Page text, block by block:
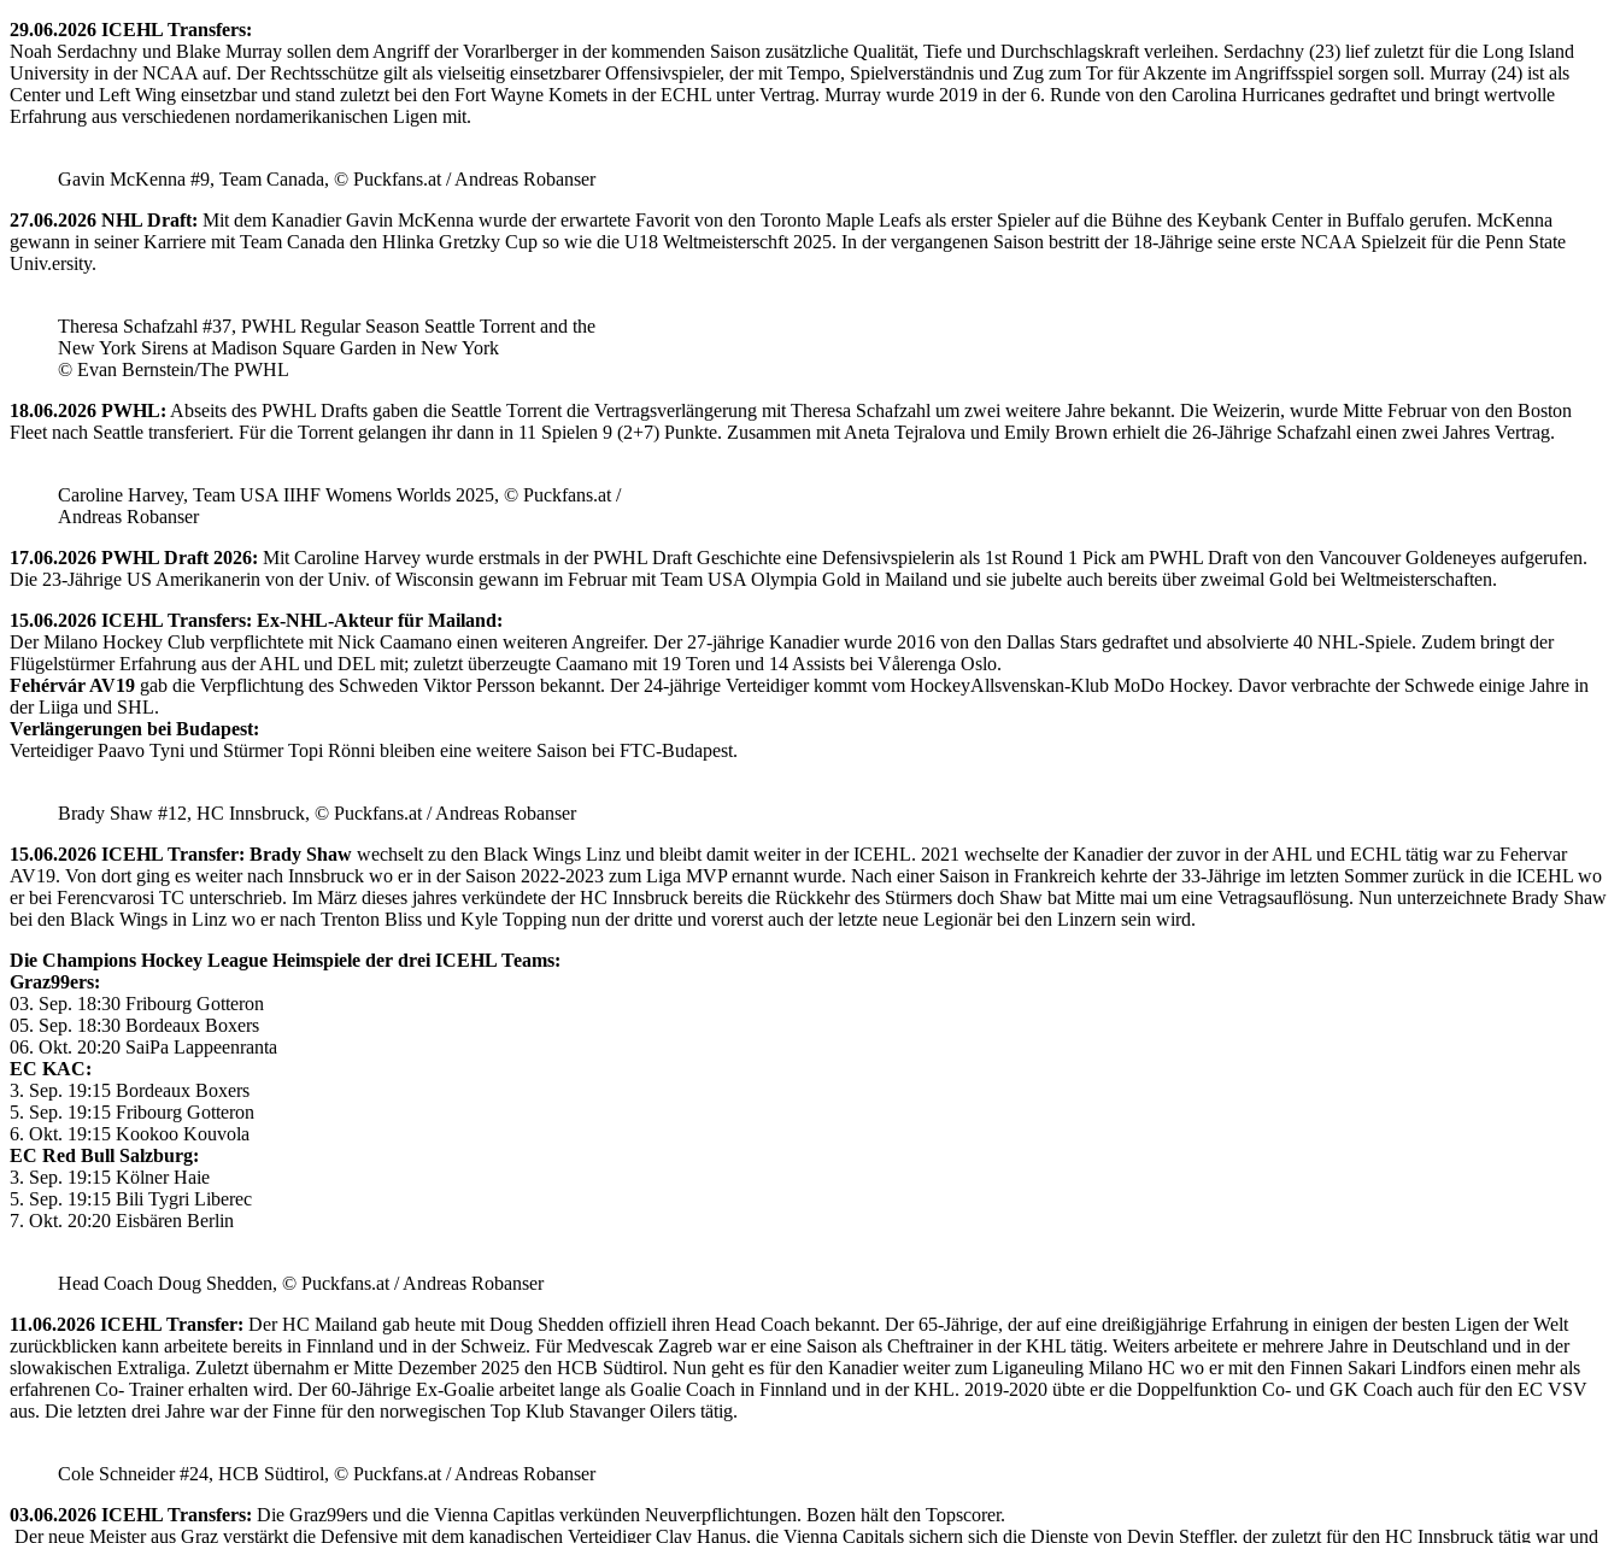
29.06.2026 ICEHL Transfers:
Noah Serdachny und Blake Murray sollen dem Angriff der Vorarlberger in der kommenden Saison zusätzliche Qualität, Tiefe und Durchschlagskraft verleihen. Serdachny (23) lief zuletzt für die Long Island
University in der NCAA auf. Der Rechtsschütze gilt als vielseitig einsetzbarer Offensivspieler, der mit Tempo, Spielverständnis und Zug zum Tor für Akzente im Angriffsspiel sorgen soll. Murray (24) ist als
Center und Left Wing einsetzbar und stand zuletzt bei den Fort Wayne Komets in der ECHL unter Vertrag. Murray wurde 2019 in der 6. Runde von den Carolina Hurricanes gedraftet und bringt wertvolle
Erfahrung aus verschiedenen nordamerikanischen Ligen mit.
Gavin McKenna #9, Team Canada, © Puckfans.at / Andreas Robanser
27.06.2026 NHL Draft: Mit dem Kanadier Gavin McKenna wurde der erwartete Favorit von den Toronto Maple Leafs als erster Spieler auf die Bühne des Keybank Center in Buffalo gerufen. McKenna
gewann in seiner Karriere mit Team Canada den Hlinka Gretzky Cup so wie die U18 Weltmeisterschft 2025. In der vergangenen Saison bestritt der 18-Jährige seine erste NCAA Spielzeit für die Penn State
Univ.ersity.
Theresa Schafzahl #37, PWHL Regular Season Seattle Torrent and the
New York Sirens at Madison Square Garden in New York
© Evan Bernstein/The PWHL
18.06.2026 PWHL: Abseits des PWHL Drafts gaben die Seattle Torrent die Vertragsverlängerung mit Theresa Schafzahl um zwei weitere Jahre bekannt. Die Weizerin, wurde Mitte Februar von den Boston
Fleet nach Seattle transferiert. Für die Torrent gelangen ihr dann in 11 Spielen 9 (2+7) Punkte. Zusammen mit Aneta Tejralova und Emily Brown erhielt die 26-Jährige Schafzahl einen zwei Jahres Vertrag.
Caroline Harvey, Team USA IIHF Womens Worlds 2025, © Puckfans.at /
Andreas Robanser
17.06.2026 PWHL Draft 2026: Mit Caroline Harvey wurde erstmals in der PWHL Draft Geschichte eine Defensivspielerin als 1st Round 1 Pick am PWHL Draft von den Vancouver Goldeneyes aufgerufen.
Die 23-Jährige US Amerikanerin von der Univ. of Wisconsin gewann im Februar mit Team USA Olympia Gold in Mailand und sie jubelte auch bereits über zweimal Gold bei Weltmeisterschaften.
15.06.2026 ICEHL Transfers: Ex-NHL-Akteur für Mailand:
Der Milano Hockey Club verpflichtete mit Nick Caamano einen weiteren Angreifer. Der 27-jährige Kanadier wurde 2016 von den Dallas Stars gedraftet und absolvierte 40 NHL-Spiele. Zudem bringt der
Flügelstürmer Erfahrung aus der AHL und DEL mit; zuletzt überzeugte Caamano mit 19 Toren und 14 Assists bei Vålerenga Oslo.
Fehérvár AV19 gab die Verpflichtung des Schweden Viktor Persson bekannt. Der 24-jährige Verteidiger kommt vom HockeyAllsvenskan-Klub MoDo Hockey. Davor verbrachte der Schwede einige Jahre in
der Liiga und SHL.
Verlängerungen bei Budapest:
Verteidiger Paavo Tyni und Stürmer Topi Rönni bleiben eine weitere Saison bei FTC-Budapest.
Brady Shaw #12, HC Innsbruck, © Puckfans.at / Andreas Robanser
15.06.2026 ICEHL Transfer: Brady Shaw wechselt zu den Black Wings Linz und bleibt damit weiter in der ICEHL. 2021 wechselte der Kanadier der zuvor in der AHL und ECHL tätig war zu Fehervar
AV19. Von dort ging es weiter nach Innsbruck wo er in der Saison 2022-2023 zum Liga MVP ernannt wurde. Nach einer Saison in Frankreich kehrte der 33-Jährige im letzten Sommer zurück in die ICEHL wo
er bei Ferencvarosi TC unterschrieb. Im März dieses jahres verkündete der HC Innsbruck bereits die Rückkehr des Stürmers doch Shaw bat Mitte mai um eine Vetragsauflösung. Nun unterzeichnete Brady Shaw
bei den Black Wings in Linz wo er nach Trenton Bliss und Kyle Topping nun der dritte und vorerst auch der letzte neue Legionär bei den Linzern sein wird.
Die Champions Hockey League Heimspiele der drei ICEHL Teams:
Graz99ers:
03. Sep. 18:30 Fribourg Gotteron
05. Sep. 18:30 Bordeaux Boxers
06. Okt. 20:20 SaiPa Lappeenranta
EC KAC:
3. Sep. 19:15 Bordeaux Boxers
5. Sep. 19:15 Fribourg Gotteron
6. Okt. 19:15 Kookoo Kouvola
EC Red Bull Salzburg:
3. Sep. 19:15 Kölner Haie
5. Sep. 19:15 Bili Tygri Liberec
7. Okt. 20:20 Eisbären Berlin
Head Coach Doug Shedden, © Puckfans.at / Andreas Robanser
11.06.2026 ICEHL Transfer: Der HC Mailand gab heute mit Doug Shedden offiziell ihren Head Coach bekannt. Der 65-Jährige, der auf eine dreißigjährige Erfahrung in einigen der besten Ligen der Welt
zurückblicken kann arbeitete bereits in Finnland und in der Schweiz. Für Medvescak Zagreb war er eine Saison als Cheftrainer in der KHL tätig. Weiters arbeitete er mehrere Jahre in Deutschland und in der
slowakischen Extraliga. Zuletzt übernahm er Mitte Dezember 2025 den HCB Südtirol. Nun geht es für den Kanadier weiter zum Liganeuling Milano HC wo er mit den Finnen Sakari Lindfors einen mehr als
erfahrenen Co- Trainer erhalten wird. Der 60-Jährige Ex-Goalie arbeitet lange als Goalie Coach in Finnland und in der KHL. 2019-2020 übte er die Doppelfunktion Co- und GK Coach auch für den EC VSV
aus. Die letzten drei Jahre war der Finne für den norwegischen Top Klub Stavanger Oilers tätig.
Cole Schneider #24, HCB Südtirol, © Puckfans.at / Andreas Robanser
03.06.2026 ICEHL Transfers: Die Graz99ers und die Vienna Capitlas verkünden Neuverpflichtungen. Bozen hält den Topscorer.
Der neue Meister aus Graz verstärkt die Defensive mit dem kanadischen Verteidiger Clay Hanus, die Vienna Capitals sichern sich die Dienste von Devin Steffler, der zuletzt für den HC Innsbruck tätig war und